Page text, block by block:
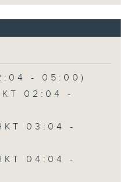
- 05:00)
02:04 -
03:04 -
04:04 -